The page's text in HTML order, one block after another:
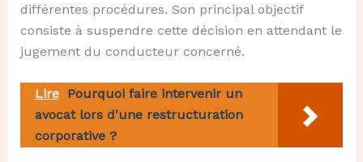
différentes procédures. Son principal objectif
consiste à suspendre cette décision en attendant le
jugement du conducteur concerné.
Lire Pourquoi faire intervenir un
avocat lors d'une restructuration
corporative ?